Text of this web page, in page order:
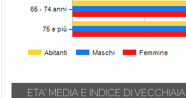
ETA' MEDIA E INDICE DI VECCHIAIA